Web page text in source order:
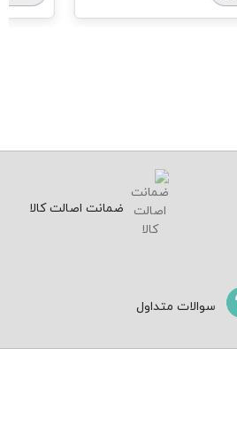
ضمانت اصالت کالا
سوالات متداول